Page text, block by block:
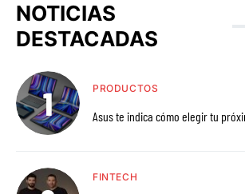
NOTICIAS
DESTACADAS
PRODUCTOS
Asus te indica cómo elegir tu
FINTECH